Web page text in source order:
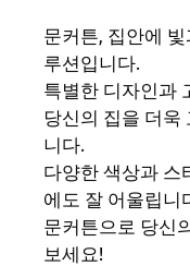
문커튼, 집안에
루션입니다.
특별한 디자인과
당신의 집을 더욱
니다.
다양한 색상과 스
에도 잘 어울립니
문커튼으로 당신
보세요!